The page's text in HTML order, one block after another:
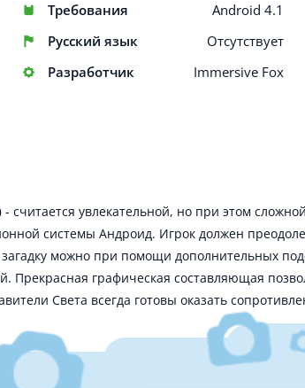
Требования
Android 4.1
Русский язык
Отсутствует
Разработчик
Immersive Fox
- считается увлекательной, но при этом
системы Андроид. Игрок должен
можно при помощи дополнительных
графическая составляющая
Света всегда готовы оказать